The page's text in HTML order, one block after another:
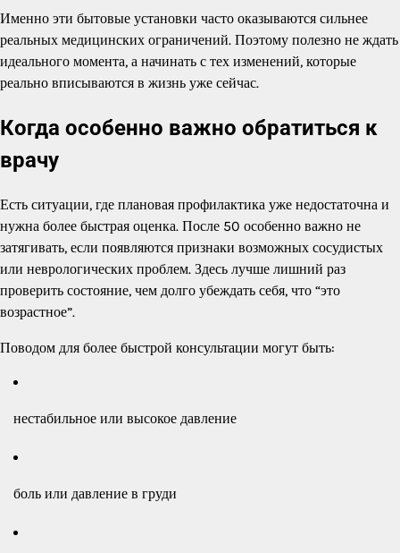
Именно эти бытовые установки часто оказываются сильнее
реальных медицинских ограничений. Поэтому полезно не ждать
идеального момента, а начинать с тех изменений, которые
реально вписываются в жизнь уже сейчас.
Когда особенно важно обратиться к
врачу
Есть ситуации, где плановая профилактика уже недостаточна и
нужна более быстрая оценка. После 50 особенно важно не
затягивать, если появляются признаки возможных сосудистых
или неврологических проблем. Здесь лучше лишний раз
проверить состояние, чем долго убеждать себя, что “это
возрастное”.
Поводом для более быстрой консультации могут быть:
нестабильное или высокое давление
боль или давление в груди